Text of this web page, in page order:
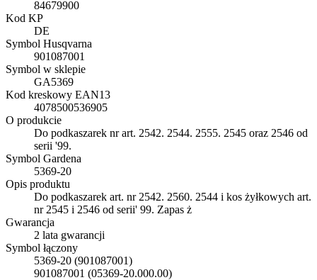
84679900
Kod KP
DE
Symbol Husqvarna
901087001
Symbol w sklepie
GA5369
Kod kreskowy EAN13
4078500536905
O produkcie
Do podkaszarek nr art. 2542. 2544. 2555. 2545 oraz 2546 od
serii '99.
Symbol Gardena
5369-20
Opis produktu
Do podkaszarek art. nr 2542. 2560. 2544 i kos żyłkowych art.
nr 2545 i 2546 od serii' 99. Zapas ż
Gwarancja
2 lata gwarancji
Symbol łączony
5369-20 (901087001)
901087001 (05369-20.000.00)